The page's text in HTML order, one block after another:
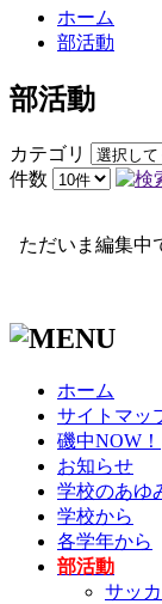
ホーム
部活動
部活動
カテゴリ
件数
ただいま編集中
ホーム
サイトマッ
磯中NOW！
お知らせ
学校のあゆ
学校から
各学年から
部活動
サッ